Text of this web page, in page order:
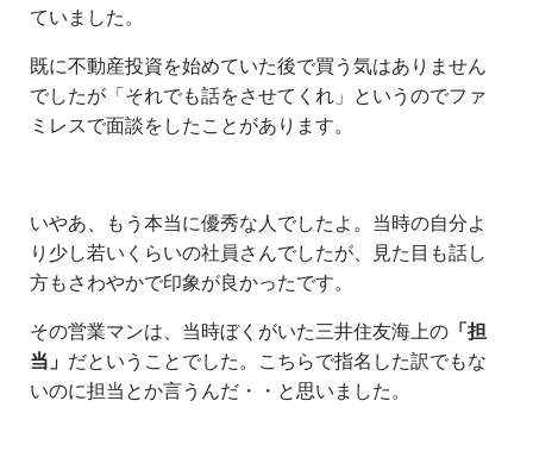
ていました。
既に不動産投資を始めていた後で買う気はありません
でしたが「それでも話をさせてくれ」というのでファ
ミレスで面談をしたことがあります。
いやあ、もう本当に優秀な人でしたよ。当時の自分よ
り少し若いくらいの社員さんでしたが、見た目も話し
方もさわやかで印象が良かったです。
その営業マンは、当時ぼくがいた三井住友海上の 「担
当」 だということでした。こちらで指名した訳でもな
いのに担当とか言うんだ・・と思いました。